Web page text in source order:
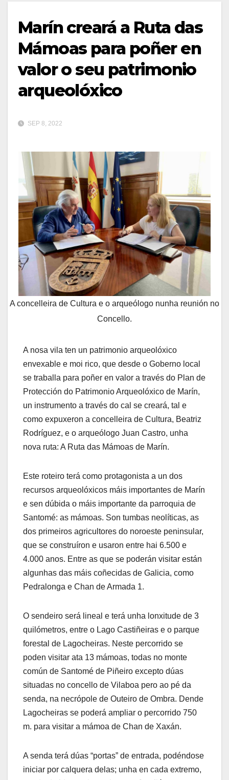
Marín creará a Ruta das
Mámoas para poñer en
valor o seu patrimonio
arqueolóxico
SEP 8, 2022
A concelleira de Cultura e o arqueólogo nunha reunión no
Concello.
A nosa vila ten un patrimonio arqueolóxico
envexable e moi rico, que desde o Goberno local
se traballa para poñer en valor a través do Plan de
Protección do Patrimonio Arqueolóxico de Marín,
un instrumento a través do cal se creará, tal e
como expuxeron a concelleira de Cultura, Beatriz
Rodríguez, e o arqueólogo Juan Castro, unha
nova ruta: A Ruta das Mámoas de Marín.
Este roteiro terá como protagonista a un dos
recursos arqueolóxicos máis importantes de Marín
e sen dúbida o máis importante da parroquia de
Santomé: as mámoas. Son tumbas neolíticas, as
dos primeiros agricultores do noroeste peninsular,
que se construíron e usaron entre hai 6.500 e
4.000 anos. Entre as que se poderán visitar están
algunhas das máis coñecidas de Galicia, como
Pedralonga e Chan de Armada 1.
O sendeiro será lineal e terá unha lonxitude de 3
quilómetros, entre o Lago Castiñeiras e o parque
forestal de Lagocheiras. Neste percorrido se
poden visitar ata 13 mámoas, todas no monte
común de Santomé de Piñeiro excepto dúas
situadas no concello de Vilaboa pero ao pé da
senda, na necrópole de Outeiro de Ombra. Dende
Lagocheiras se poderá ampliar o percorrido 750
m. para visitar a mámoa de Chan de Xaxán.
A senda terá dúas “portas” de entrada, podéndose
iniciar por calquera delas; unha en cada extremo,